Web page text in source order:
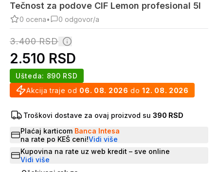
Tečnost za podove CIF Lemon profesional 5l
0 ocena• 0 odgovor/a
3.400RSD
2.510 RSD
Akcija traje od 06. 08. 2026 do 12. 08. 2026
Ušteda: 890 RSD
Troškovi dostave za ovaj proizvod su 390 RSD
Plaćaj karticom Banca Intesa
na rate po KEŠ ceni!Vidi više
Kupovina na rate uz web kredit – sve online
Vidi više